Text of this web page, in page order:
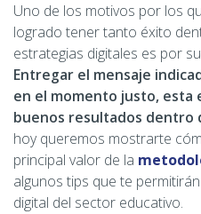
Uno de los motivos por los
logrado tener tanto éxito
estrategias digitales es por
Entregar el mensaje
en el momento justo, esta
buenos resultados dentro
hoy queremos mostrarte
principal valor de la
algunos tips que te
digital del sector educativo.